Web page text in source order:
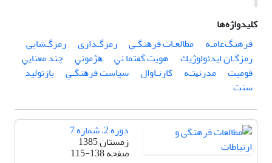
کلیدواژه‌ها
فرهنگﻋﺎﻣـﻪ
ﻣﻄﺎﻟﻌـﺎت ﻓﺮﻫﻨﮕـﻲ رﻣﺰﮔـﺬاری
رﻣﺰﮔـﺸﺎﻳﻲ
رﻣﺰﮔـﺎن اﻳﺪﺋﻮﻟﻮژﻳﻚ
هویت ﮔﻔﺘﻤﺎ ﻧﻲ ﻫﮋﻣﻮﻧﻲ
ﭼﻨﺪ ﻣﻌﻨﺎﻳﻲ
قومیت
ﻣﺪرﻧﻴﺘـﻪ ﻛﺎرﻧـﺎوال سیاست ﻓﺮﻫﻨﮕـﻲ
بازتولید
ﺳﻨﺖ
دوره 2، شماره 7
زمستان 1385
صفحه115-138